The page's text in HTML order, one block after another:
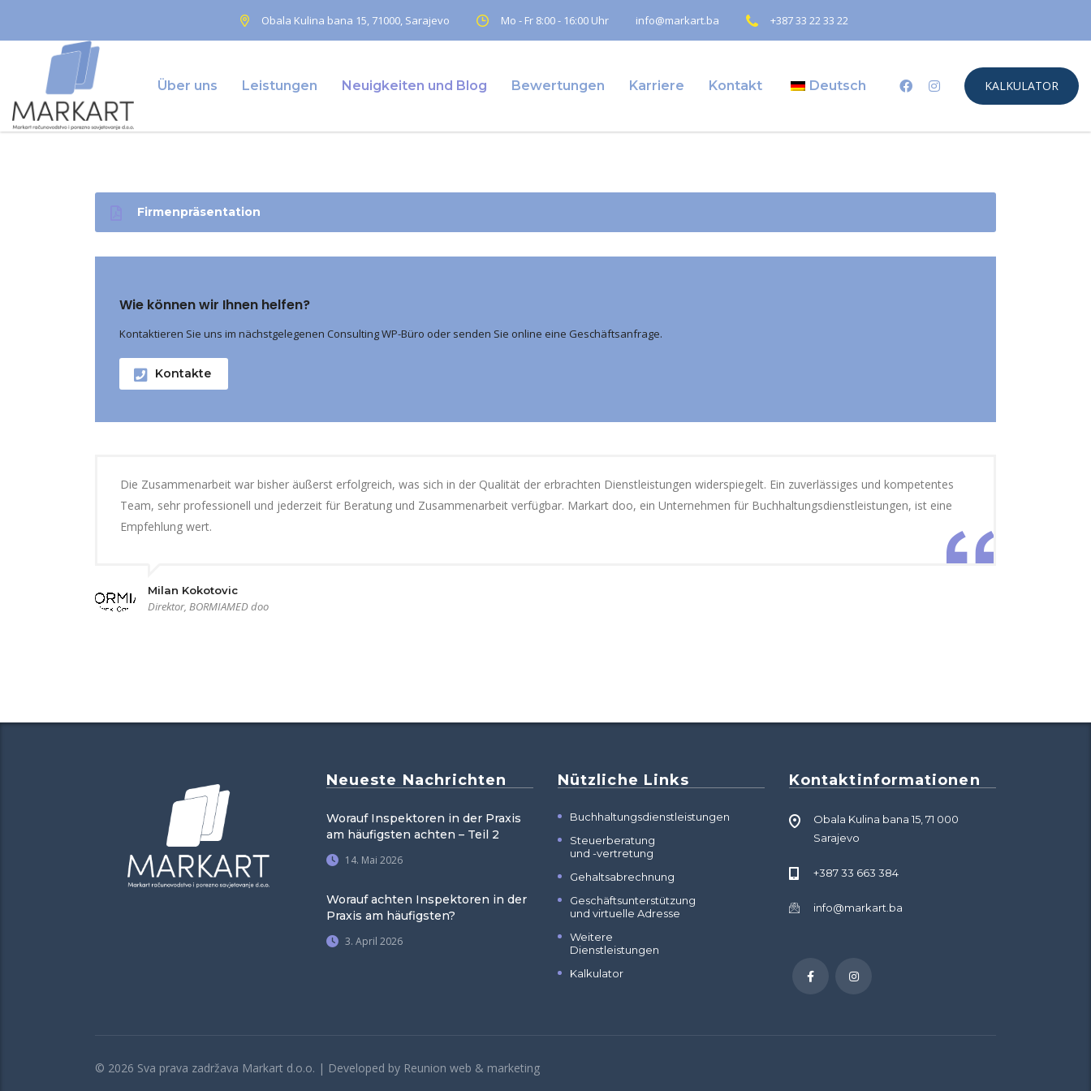
Obala Kulina bana 15, 71000, Sarajevo Mo - Fr 8:00 - 16:00 Uhr info@markart.ba +387 33 22 33 22
Über uns Leistungen Neuigkeiten und Blog Bewertungen Karriere Kontakt Deutsch KALKULATOR
Firmenpräsentation
Wie können wir Ihnen helfen?
Kontaktieren Sie uns im nächstgelegenen Consulting WP-Büro oder senden Sie online eine Geschäftsanfrage.
Kontakte
Die Zusammenarbeit war bisher äußerst erfolgreich, was sich in der Qualität der erbrachten Dienstleistungen widerspiegelt. Ein zuverlässiges und kompetentes
Team, sehr professionell und jederzeit für Beratung und Zusammenarbeit verfügbar. Markart doo, ein Unternehmen für Buchhaltungsdienstleistungen, ist eine
Empfehlung wert.
Milan Kokotovic
Direktor, BORMIAMED doo
Neueste Nachrichten
Worauf Inspektoren in der Praxis
am häufigsten achten – Teil 2
14. Mai 2026
Worauf achten Inspektoren in der
Praxis am häufigsten?
3. April 2026
Nützliche Links
Buchhaltungsdienstleistungen
Steuerberatung
und -vertretung
Gehaltsabrechnung
Geschäftsunterstützung
und virtuelle Adresse
Weitere
Dienstleistungen
Kalkulator
Kontaktinformationen
Obala Kulina bana 15, 71 000
Sarajevo
+387 33 663 384
info@markart.ba
© 2026 Sva prava zadržava Markart d.o.o. | Developed by Reunion web & marketing